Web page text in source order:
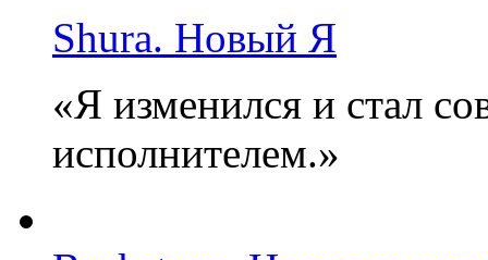
Shura. Новый Я
«Я изменился и стал
исполнителем.»